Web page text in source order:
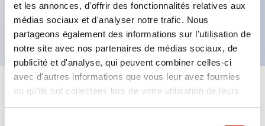
et les annonces, d'offrir des fonctionnalités relatives aux
médias sociaux et d'analyser notre trafic. Nous
partageons également des informations sur l'utilisation de
notre site avec nos partenaires de médias sociaux, de
publicité et d'analyse, qui peuvent combiner celles-ci
avec d'autres informations que vous leur avez fournies
ou qu'ils ont collectées lors de votre utilisation de leurs
services.
Options de montage incluant montage supérieur,
socle DIN ou socle de montage sur panneau
Spécifications Tout développer